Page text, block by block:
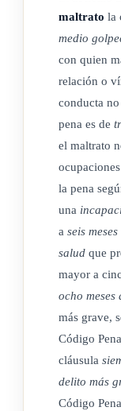
configuren los
ARTÍCULO
Protección a las
Para proteger a
de la
contempladas en
Doméstica , de 10
cautelares
Procesal Penal, de
Asimismo, el juez
del dispositivo
víctima, a fin de
setiembre de 2014, "
maltrato la
medio
con quien
relación o
conducta
pena es de
el maltrato
la pena
una
a seis
salud que
mayor a
ocho meses
más grave,
Código
cláusula
delito más
Código